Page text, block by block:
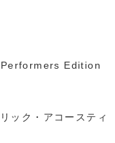
Performers Edition
ク・アコースティ